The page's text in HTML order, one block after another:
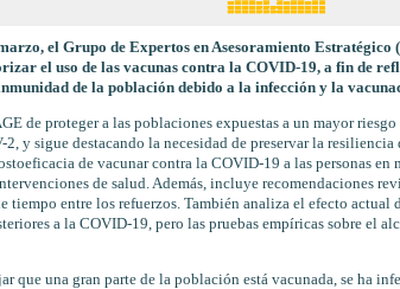
el Grupo de Expertos en Asesoramiento Estratégico
el uso de las vacunas contra la COVID-19, a fin de
de la población debido a la infección y la
de proteger a las poblaciones expuestas a un mayor riesgo
y sigue destacando la necesidad de preservar la resiliencia
de vacunar contra la COVID-19 a las personas en
de salud. Además, incluye recomendaciones
tiempo entre los refuerzos. También analiza el efecto actual
a la COVID-19, pero las pruebas empíricas sobre el
que una gran parte de la población está vacunada, se ha